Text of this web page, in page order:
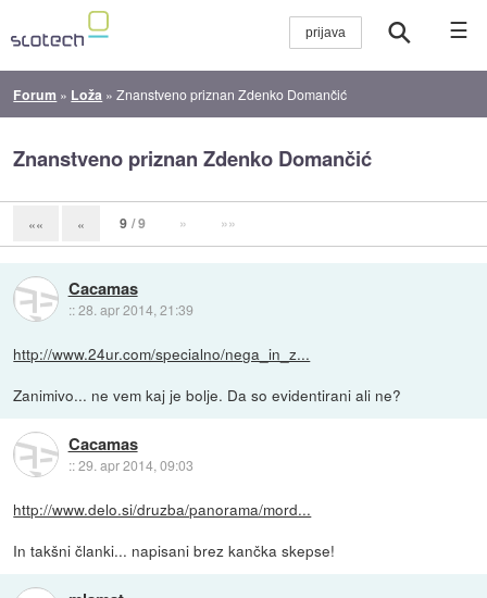
☰
Forum » Loža »Znanstveno priznan Zdenko Domančić
Znanstveno priznan Zdenko Domančić
«« « 9 / 9 » »»
Cacamas
::28. apr 2014, 21:39
http://www.24ur.com/specialno/nega_in_z...
Zanimivo... ne vem kaj je bolje. Da so evidentirani ali ne?
Cacamas
::29. apr 2014, 09:03
http://www.delo.si/druzba/panorama/mord...
In takšni članki... napisani brez kančka skepse!